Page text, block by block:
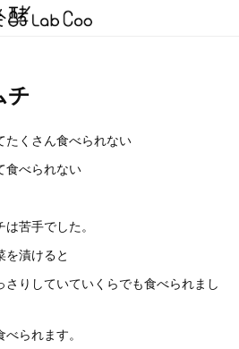
チ
たくさん食べられない
食べられない
苦手でした。
を漬けると
りしていていくらでも食べられまし
られます。